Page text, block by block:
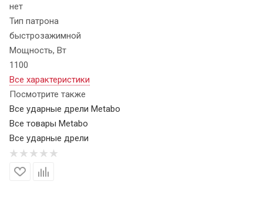
нет
Тип патрона
быстрозажимной
Мощность, Вт
1100
Все характеристики
Посмотрите также
Все ударные дрели Metabo
Все товары Metabo
Все ударные дрели